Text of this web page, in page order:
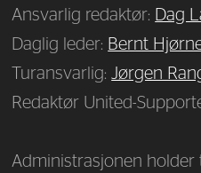
Ansvarlig redaktør: Dag
Daglig leder: Bernt
Turansvarlig:Jørgen
Redaktør United-
Administrasjonen holder